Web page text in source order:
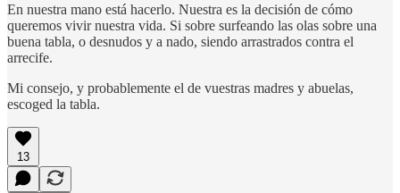
En nuestra mano está hacerlo. Nuestra es la decisión de cómo
queremos vivir nuestra vida. Si sobre surfeando las olas sobre una
buena tabla, o desnudos y a nado, siendo arrastrados contra el
arrecife.
Mi consejo, y probablemente el de vuestras madres y abuelas,
escoged la tabla.
13